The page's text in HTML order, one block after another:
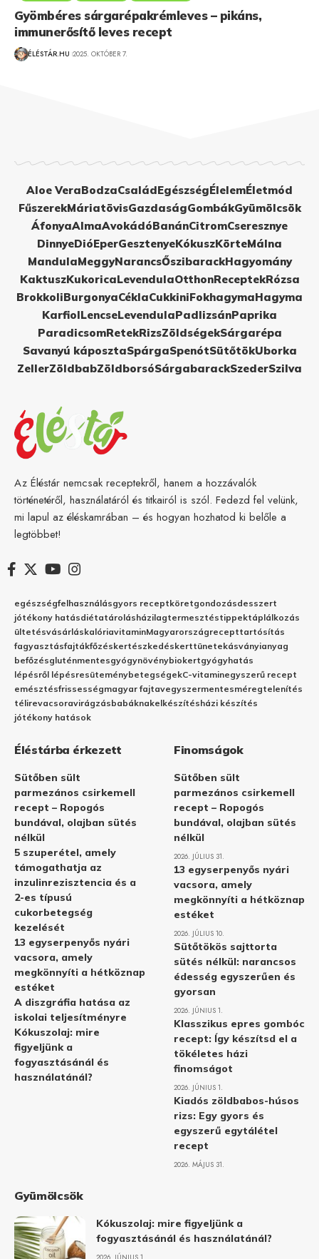
Gyömbéres sárgarépakrémleves – pikáns,
immunerősítő leves recept
ÉLÉSTÁR.HU 2025. OKTÓBER 7.
Aloe VeraBodzaCsaládEgészségÉlelemÉletmód
FűszerekMáriatövisGazdaságGombákGyümölcsök
ÁfonyaAlmaAvokádóBanánCitromCseresznye
DinnyeDióEperGesztenyeKókuszKörteMálna
MandulaMeggyNarancsŐszibarackHagyomány
KaktuszKukoricaLevendulaOtthonReceptekRózsa
BrokkoliBurgonyaCéklaCukkiniFokhagymaHagyma
KarfiolLencseLevendulaPadlizsánPaprika
ParadicsomRetekRizsZöldségekSárgarépa
Savanyú káposztaSpárgaSpenótSütőtökUborka
ZellerZöldbabZöldborsóSárgabarackSzederSzilva
Az Éléstár nemcsak receptekről, hanem a hozzávalók
történetéről, használatáról és titkairól is szól. Fedezd fel velünk,
mi lapul az éléskamrában – és hogyan hozhatod ki belőle a
legtöbbet!
egészségfelhasználásgyors receptköretgondozásdesszert
jótékony hatásdiétatárolásházilagtermesztéstippektáplálkozás
ültetésvásárláskalóriavitaminMagyarországrecepttartósítás
fagyasztásfajtákfőzéskertészkedéskerttünetekásványianyag
befőzésgluténmentesgyógynövénybiokertgyógyhatás
lépésről lépésresüteménybetegségekC-vitaminegyszerű recept
emésztésfrissességmagyar fajtavegyszermentesméregtelenítés
télirevacsoravirágzásbabáknakelkészítésházi készítés
jótékony hatások
Éléstárba érkezett
Sütőben sült
parmezános csirkemell
recept – Ropogós
bundával, olajban sütés
nélkül
5 szuperétel, amely
támogathatja az
inzulinrezisztencia és a
2-es típusú
cukorbetegség
kezelését
13 egyserpenyős nyári
vacsora, amely
megkönnyíti a hétköznap
estéket
A diszgráfia hatása az
iskolai teljesítményre
Kókuszolaj: mire
figyeljünk a
fogyasztásánál és
használatánál?
Finomságok
Sütőben sült
parmezános csirkemell
recept – Ropogós
bundával, olajban sütés
nélkül
2026. JÚLIUS 31.
13 egyserpenyős nyári
vacsora, amely
megkönnyíti a hétköznap
estéket
2026. JÚLIUS 10.
Sütőtökös sajttorta
sütés nélkül: narancsos
édesség egyszerűen és
gyorsan
2026. JÚNIUS 1.
Klasszikus epres gombóc
recept: Így készítsd el a
tökéletes házi
finomságot
2026. JÚNIUS 1.
Kiadós zöldbabos-húsos
rizs: Egy gyors és
egyszerű egytálétel
recept
2026. MÁJUS 31.
Gyümölcsök
Kókuszolaj: mire figyeljünk a
fogyasztásánál és használatánál?